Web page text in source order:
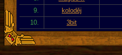
9.
koloděj
10.
3bit